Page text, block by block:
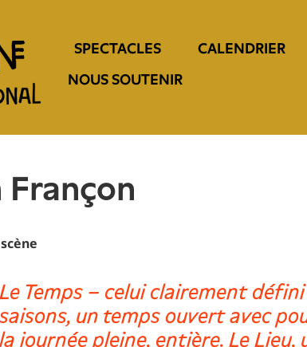
SPECTACLES CALENDRIER
NOUS SOUTENIR
Françon
Le Temps – celui clairement
saisons, un temps ouvert avec
la journée pleine, entière. Le Lieu,